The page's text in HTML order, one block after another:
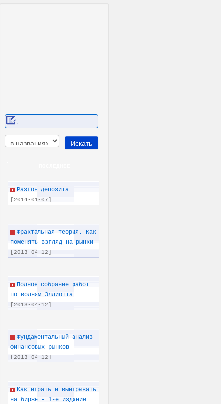
Разгон депозита
[2014-01-07]
Фрактальная теория. Как
поменять взгляд на рынки
[2013-04-12]
Полное собрание работ
по волнам Эллиотта
[2013-04-12]
Фундаментальный анализ
финансовых рынков
[2013-04-12]
Как играть и выигрывать
на бирже - 1-е издание